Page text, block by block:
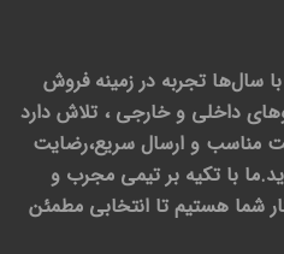
733) با سال‌ها تجربه در زمینه فروش
داخلی و خارجی ، تلاش دارد
مناسب و ارسال سریع،رضایت
با تکیه بر تیمی مجرب و
شما هستیم تا انتخابی مطمئن